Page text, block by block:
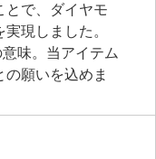
とで、ダイヤモ
現しました。
味。当アイテム
願いを込めま
緻密な計算を
ータル１．４５
目を惹きま